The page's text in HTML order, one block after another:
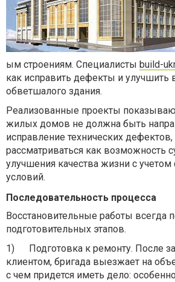
ым строениям. Специалисты build-
как исправить дефекты и улучшить
обветшалого здания.
Реализованные проекты
жилых домов не должна быть
исправление технических
рассматриваться как возможность
улучшения качества жизни с
условий.
Последовательность процесса
Восстановительные работы всегда
подготовительных этапов.
1)
Подготовка к ремонту. После
клиентом, бригада выезжает на
с чем придется иметь дело: